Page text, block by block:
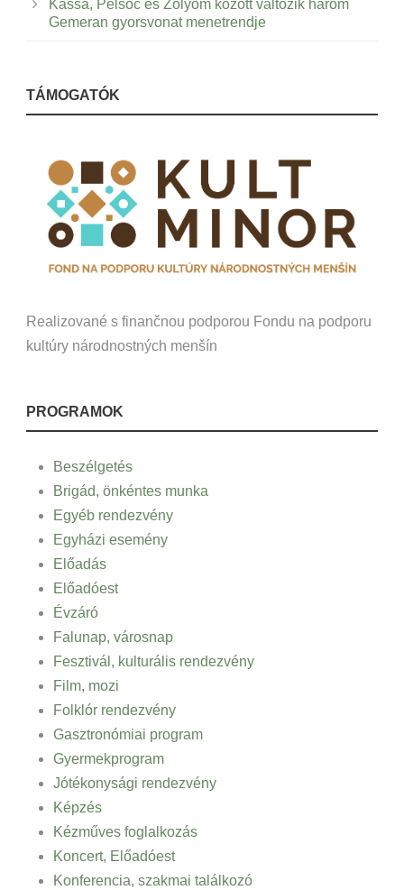
Kassa, Pelsőc és Zólyom között változik három
Gemeran gyorsvonat menetrendje
TÁMOGATÓK
Realizované s finančnou podporou Fondu na podporu
kultúry národnostných menšín
PROGRAMOK
Beszélgetés
Brigád, önkéntes munka
Egyéb rendezvény
Egyházi esemény
Előadás
Előadóest
Évzáró
Falunap, városnap
Fesztivál, kulturális rendezvény
Film, mozi
Folklór rendezvény
Gasztronómiai program
Gyermekprogram
Jótékonysági rendezvény
Képzés
Kézműves foglalkozás
Koncert, Előadóest
Konferencia, szakmai találkozó